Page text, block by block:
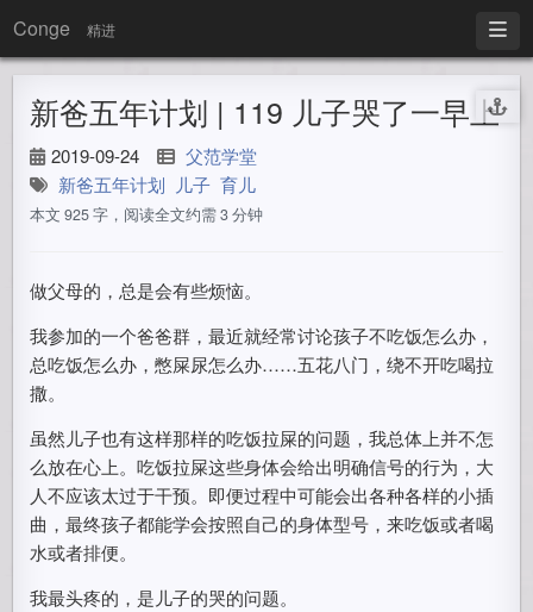
Conge 精进
新爸五年计划 | 119 儿子哭了一早上
2019-09-24
父范学堂
新爸五年计划
儿子 育儿
本文 925 字，阅读全文约需 3 分钟
做父母的，总是会有些烦恼。
我参加的一个爸爸群，最近就经常讨论孩子不吃饭怎么办，
总吃饭怎么办，憋屎尿怎么办……五花八门，绕不开吃喝拉
撒。
虽然儿子也有这样那样的吃饭拉屎的问题，我总体上并不怎
么放在心上。吃饭拉屎这些身体会给出明确信号的行为，大
人不应该太过于干预。即便过程中可能会出各种各样的小插
曲，最终孩子都能学会按照自己的身体型号，来吃饭或者喝
水或者排便。
我最头疼的，是儿子的哭的问题。